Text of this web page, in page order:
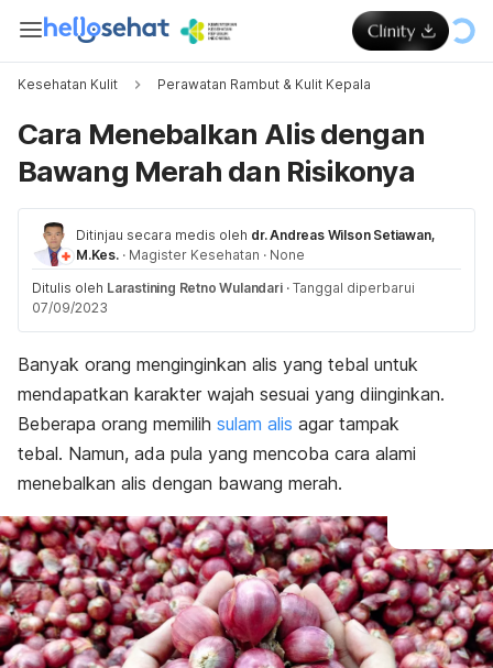
Kesehatan Kulit Perawatan Rambut & Kulit Kepala
Cara Menebalkan Alis dengan
Bawang Merah dan Risikonya
Ditinjau secara medis oleh dr. Andreas Wilson Setiawan,
M.Kes. · Magister Kesehatan · None
Ditulis oleh Larastining Retno Wulandari · Tanggal diperbarui
07/09/2023
Banyak orang menginginkan alis yang tebal untuk
mendapatkan karakter wajah sesuai yang diinginkan.
Beberapa orang memilih sulam alis agar tampak
tebal. Namun, ada pula yang mencoba cara alami
menebalkan alis dengan bawang merah.